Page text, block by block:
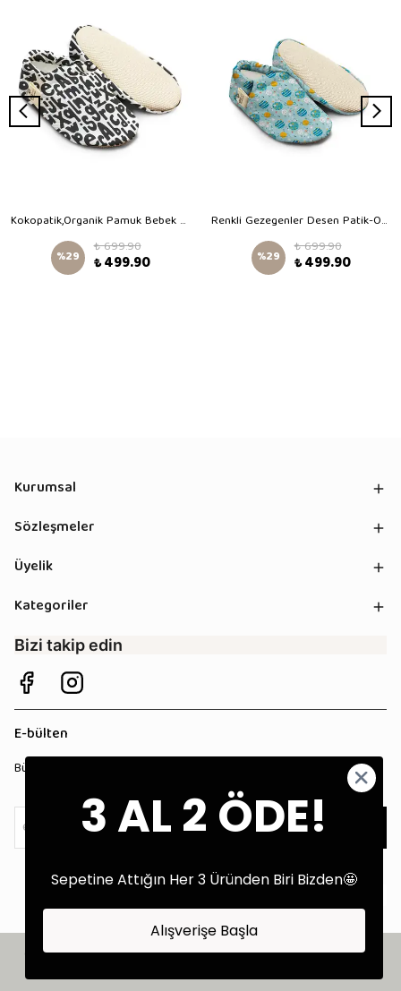
Kokopatik,Organik Pamuk Bebek Patiği,Kaydırmaz Taban,Yenidoğan Patik,Ev Kreş Ayakkabısı,Alfabe Desen Patik
%29 ₺ 699.90
₺ 499.90
Renkli Gezegenler Desen Patik-Organik Pamuk Bebek Patiği, Kaydırmaz Taban, Yenidoğan Patik
%29 ₺ 699.90
₺ 499.90
Kurumsal
Sözleşmeler
Üyelik
Kategoriler
Bizi takip edin
E-bülten
Bültenimize kaydolun, tüm kampanyalardan anında haberdar olun!
©2025 Tüm Hakları Saklıdır - Tekstil Performans Pazarlama Ajansı:
Kokopatik
3 AL 2 ÖDE!
Sepetine Attığın Her 3 Üründen Biri Bizden🤩
Alışverişe Başla